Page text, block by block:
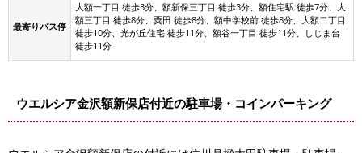
最寄りバス停
大額一丁目 徒歩3分、額新保三丁目 徒歩3分、額住宅駅 徒歩7分、大
額三丁目 徒歩8分、粟田 徒歩8分、額中学校前 徒歩8分、大額二丁目
徒歩10分、光が丘住宅 徒歩11分、額谷一丁目 徒歩11分、しじま台
徒歩11分
ウエルシア金沢額新保店付近の駐車場・コインパーキング